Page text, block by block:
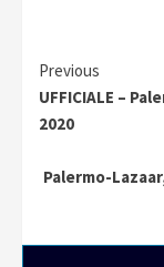
Continue
Reading
Previous
UFFICIALE –
2020
Palermo-